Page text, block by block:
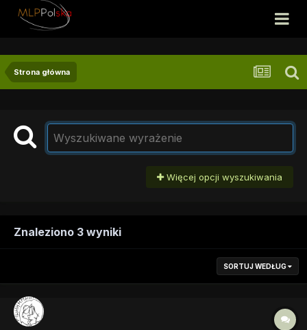
Strona główna
Więcej opcji wyszukiwania
Znaleziono 3 wyniki
SORTUJ WEDŁUG